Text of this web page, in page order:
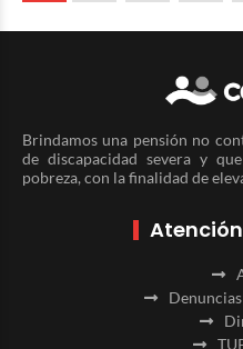
Brindamos una pensión no
de discapacidad severa y
pobreza, con la finalidad de